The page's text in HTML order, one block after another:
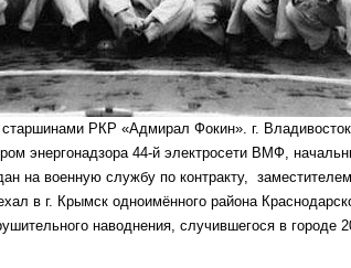
РКР «Адмирал Фокин». г.
энергонадзора 44-й электросети ВМФ,
на военную службу по контракту,
в г. Крымск одноимённого района
наводнения, случившегося в городе